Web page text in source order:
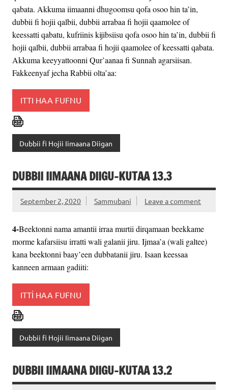
qabata. Akkuma iimaanni dhugoomsu qofa osoo hin ta’in,
dubbii fi hojii qalbii, dubbii arrabaa fi hojii qaamolee of
keessatti qabatu, kufriinis kijibsiisu qofa osoo hin ta’in, dubbii fi
hojii qalbii, dubbii arrabaa fi hojii qaamolee of keessatti qabata.
Akkuma keeyyattoonni Qur’aanaa fi Sunnah agarsiisan.
Fakkeenyaf jecha Rabbii olta’aa:
ITTI HAA FUFNU
Dubbii fi Hojii Iimaana Diigan
DUBBII IIMAANA DIIGU-KUTAA 13.3
September 2, 2020 Sammubani Leave a comment
4-Beektonni nama amantii irraa murtii dirqamaan beekkame
morme kafarsiisu irratti wali galanii jiru. Ijmaa’a (wali galtee)
kana beektonni baay’een dubbatanii jiru. Isaan keessaa
kanneen armaan gadiiti:
ITTİ HAA FUFNU
Dubbii fi Hojii Iimaana Diigan
DUBBII IIMAANA DIIGU-KUTAA 13.2